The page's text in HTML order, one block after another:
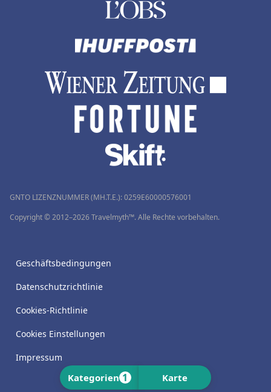
Kategorien 1 Karte
GNTO LIZENZNUMMER (MH.T.E.): 0259Ε60000576001
Copyright © 2012–2026 Travelmyth™. Alle Rechte vorbehalten.
Geschäftsbedingungen
Datenschutzrichtlinie
Cookies-Richtlinie
Cookies Einstellungen
Impressum